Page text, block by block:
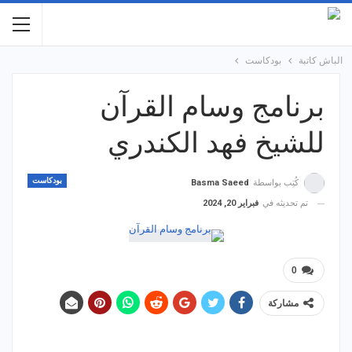
الباش كاتبة بودكاست
برنامج وسام القرآن
للشيخ فهد الكندري
بودكاست كُتِب بواسطة
Basma Saeed
تم تحديثه في فبراير 20, 2024
0
مشاركة